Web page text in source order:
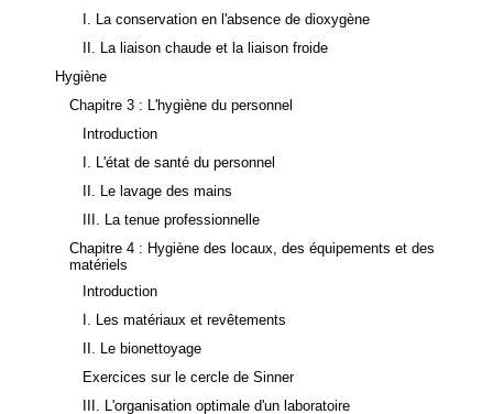
I. La conservation en l'absence de dioxygène
II. La liaison chaude et la liaison froide
Hygiène
Chapitre 3 : L'hygiène du personnel
Introduction
I. L'état de santé du personnel
II. Le lavage des mains
III. La tenue professionnelle
Chapitre 4 : Hygiène des locaux, des équipements et des
matériels
Introduction
I. Les matériaux et revêtements
II. Le bionettoyage
Exercices sur le cercle de Sinner
III. L'organisation optimale d'un laboratoire